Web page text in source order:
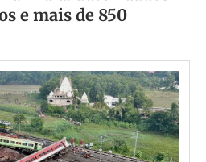
e mais de 850